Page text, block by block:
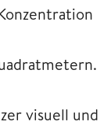
visuell und